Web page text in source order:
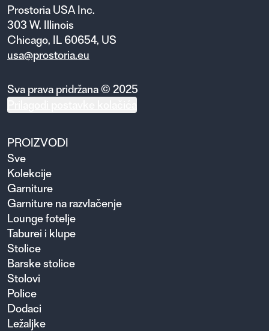
Prostoria USA Inc.
303 W. Illinois
Chicago, IL 60654, US
usa@prostoria.eu
Sva prava pridržana © 2025
PROIZVODI
Sve
Kolekcije
Garniture
Garniture na razvlačenje
Lounge fotelje
Taburei i klupe
Stolice
Barske stolice
Stolovi
Police
Dodaci
Ležaljke